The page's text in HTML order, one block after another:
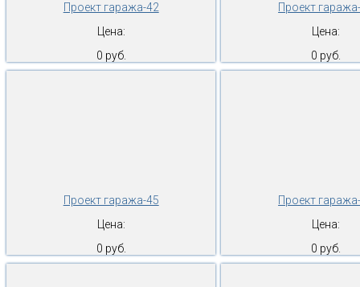
Проект гаража-42
Цена:
0 руб.
Проект
Цена:
0 руб.
Проект гаража-45
Цена:
0 руб.
Проект
Цена:
0 руб.